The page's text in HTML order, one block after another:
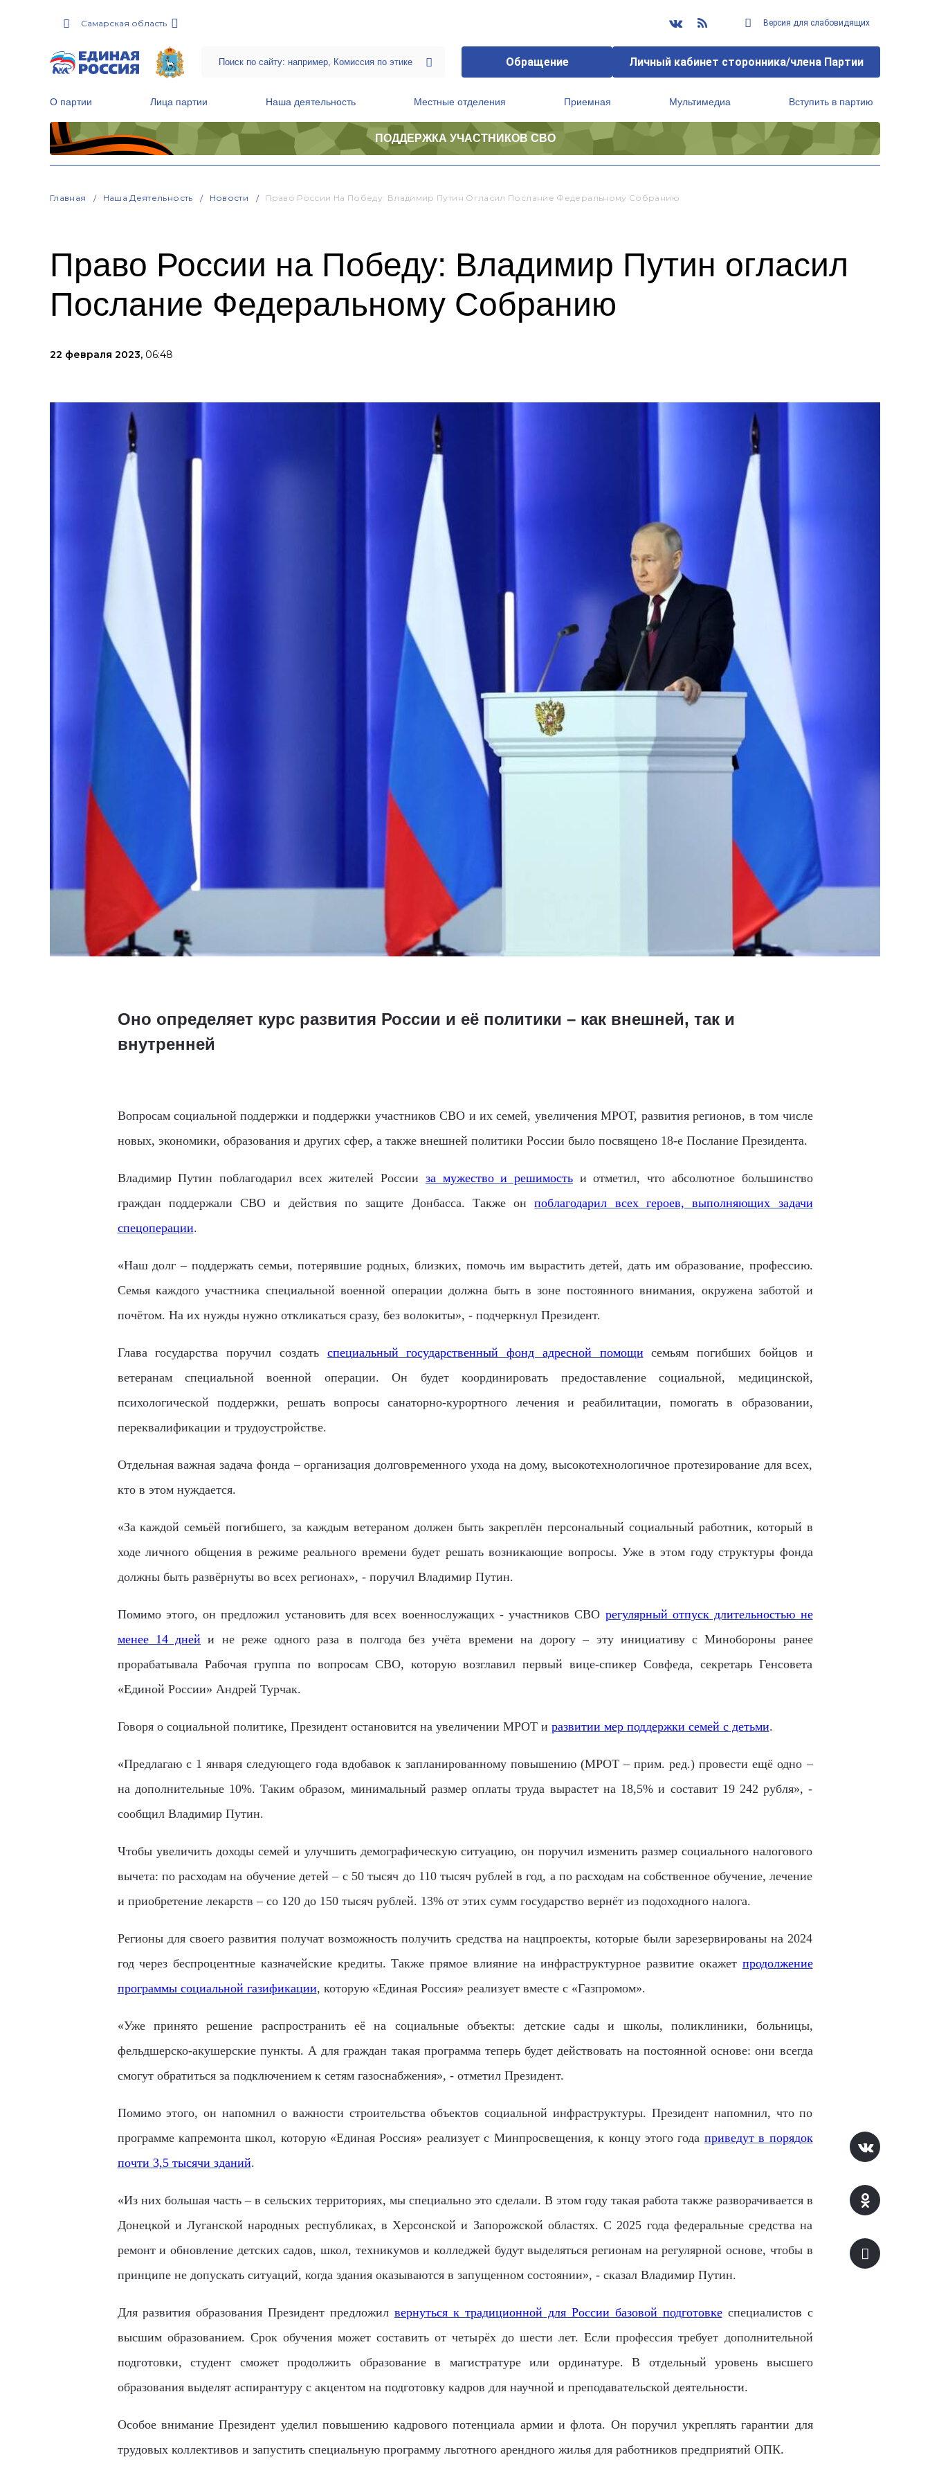
Самарская область Версия для слабовидящих
Обращение Личный кабинет сторонника/члена Партии
О партии Лица партии Наша деятельность Местные отделения Приемная Мультимедиа Вступить в партию
ПОДДЕРЖКА УЧАСТНИКОВ СВО
Главная Наша Деятельность Новости Право России На Победу: Владимир Путин Огласил Послание Федеральному Собранию
Право России на Победу: Владимир Путин огласил
Послание Федеральному Собранию
22 февраля 2023, 06:48
Оно определяет курс развития России и её политики – как внешней, так и
внутренней
Вопросам социальной поддержки и поддержки участников СВО и их семей, увеличения МРОТ, развития регионов, в том числе
новых, экономики, образования и других сфер, а также внешней политики России было посвящено 18-е Послание Президента.
Владимир Путин поблагодарил всех жителей России за мужество и решимостьи отметил, что абсолютное большинство
граждан поддержали СВО и действия по защите Донбасса. Также онпоблагодарил всех героев, выполняющих задачи
спецоперации.
«Наш долг – поддержать семьи, потерявшие родных, близких, помочь им вырастить детей, дать им образование, профессию.
Семья каждого участника специальной военной операции должна быть в зоне постоянного внимания, окружена заботой и
почётом. На их нужды нужно откликаться сразу, без волокиты», - подчеркнул Президент.
Глава государства поручил создать специальный государственный фонд адресной помощи семьям погибших бойцов и
ветеранам специальной военной операции. Он будет координировать предоставление социальной, медицинской,
психологической поддержки, решать вопросы санаторно-курортного лечения и реабилитации, помогать в образовании,
переквалификации и трудоустройстве.
Отдельная важная задача фонда – организация долговременного ухода на дому, высокотехнологичное протезирование для всех,
кто в этом нуждается.
«За каждой семьёй погибшего, за каждым ветераном должен быть закреплён персональный социальный работник, который в
ходе личного общения в режиме реального времени будет решать возникающие вопросы. Уже в этом году структуры фонда
должны быть развёрнуты во всех регионах», - поручил Владимир Путин.
Помимо этого, он предложил установить для всех военнослужащих - участников СВО регулярный отпуск длительностью не
менее 14 дней и не реже одного раза в полгода без учёта времени на дорогу – эту инициативу с Минобороны ранее
прорабатывала Рабочая группа по вопросам СВО, которую возглавил первый вице-спикер Совфеда, секретарь Генсовета
«Единой России» Андрей Турчак.
Говоря о социальной политике, Президент остановится на увеличении МРОТ и развитии мер поддержки семей с детьми.
«Предлагаю с 1 января следующего года вдобавок к запланированному повышению (МРОТ – прим. ред.) провести ещё одно –
на дополнительные 10%. Таким образом, минимальный размер оплаты труда вырастет на 18,5% и составит 19 242 рубля», -
сообщил Владимир Путин.
Чтобы увеличить доходы семей и улучшить демографическую ситуацию, он поручил изменить размер социального налогового
вычета: по расходам на обучение детей – с 50 тысяч до 110 тысяч рублей в год, а по расходам на собственное обучение, лечение
и приобретение лекарств – со 120 до 150 тысяч рублей. 13% от этих сумм государство вернёт из подоходного налога.
Регионы для своего развития получат возможность получить средства на нацпроекты, которые были зарезервированы на 2024
год через беспроцентные казначейские кредиты. Также прямое влияние на инфраструктурное развитие окажет продолжение
программы социальной газификации, которую «Единая Россия» реализует вместе с «Газпромом».
«Уже принято решение распространить её на социальные объекты: детские сады и школы, поликлиники, больницы,
фельдшерско-акушерские пункты. А для граждан такая программа теперь будет действовать на постоянной основе: они всегда
смогут обратиться за подключением к сетям газоснабжения», - отметил Президент.
Помимо этого, он напомнил о важности строительства объектов социальной инфраструктуры. Президент напомнил, что по
программе капремонта школ, которую «Единая Россия» реализует с Минпросвещения, к концу этого года приведут в порядок
почти 3,5 тысячи зданий.
«Из них большая часть – в сельских территориях, мы специально это сделали. В этом году такая работа также разворачивается в
Донецкой и Луганской народных республиках, в Херсонской и Запорожской областях. С 2025 года федеральные средства на
ремонт и обновление детских садов, школ, техникумов и колледжей будут выделяться регионам на регулярной основе, чтобы в
принципе не допускать ситуаций, когда здания оказываются в запущенном состоянии», - сказал Владимир Путин.
Для развития образования Президент предложилвернуться к традиционной для России базовой подготовкеспециалистов с
высшим образованием. Срок обучения может составить от четырёх до шести лет. Если профессия требует дополнительной
подготовки, студент сможет продолжить образование в магистратуре или ординатуре. В отдельный уровень высшего
образования выделят аспирантуру с акцентом на подготовку кадров для научной и преподавательской деятельности.
Особое внимание Президент уделил повышению кадрового потенциала армии и флота. Он поручил укреплять гарантии для
трудовых коллективов и запустить специальную программу льготного арендного жилья для работников предприятий ОПК.